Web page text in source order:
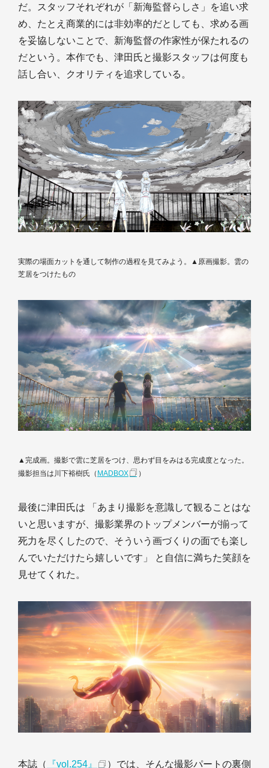
だ。スタッフそれぞれが「新海監督らしさ」を追い求
め、たとえ商業的には非効率的だとしても、求める画
を妥協しないことで、新海監督の作家性が保たれるの
だという。本作でも、津田氏と撮影スタッフは何度も
話し合い、クオリティを追求している。
実際の場面カットを通して制作の過程を見てみよう。▲原画撮影。雲の
芝居をつけたもの
▲完成画。撮影で雲に芝居をつけ、思わず目をみはる完成度となった。
撮影担当は川下裕樹氏（ MADBOX ）
最後に津田氏は 「あまり撮影を意識して観ることはな
いと思いますが、撮影業界のトップメンバーが揃って
死力を尽くしたので、そういう画づくりの面でも楽し
んでいただけたら嬉しいです」 と自信に満ちた笑顔を
見せてくれた。
本誌（ 『vol.254』
）では、そんな撮影パートの裏側